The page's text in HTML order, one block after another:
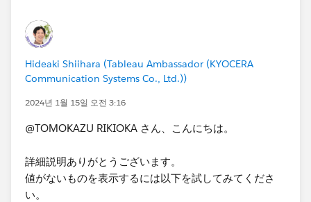
Hideaki Shiihara (Tableau Ambassador (KYOCERA
Communication Systems Co., Ltd.))
2024년 1월 15일 오전 3:16
@TOMOKAZU RIKIOKA​ さん、こんにちは。
詳細説明ありがとうございます。
値がないものを表示するには以下を試してみてくださ
い。